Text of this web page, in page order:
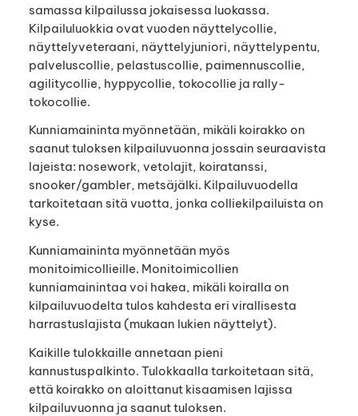
samassa kilpailussa jokaisessa luokassa.
Kilpailuluokkia ovat vuoden näyttelycollie,
näyttelyveteraani, näyttelyjuniori, näyttelypentu,
palveluscollie, pelastuscollie, paimennuscollie,
agilitycollie, hyppycollie, tokocollie ja rally-
tokocollie.
Kunniamaininta myönnetään, mikäli koirakko on
saanut tuloksen kilpailuvuonna jossain seuraavista
lajeista: nosework, vetolajit, koiratanssi,
snooker/gambler, metsäjälki. Kilpailuvuodella
tarkoitetaan sitä vuotta, jonka colliekilpailuista on
kyse.
Kunniamaininta myönnetään myös
monitoimicollieille. Monitoimicollien
kunniamainintaa voi hakea, mikäli koiralla on
kilpailuvuodelta tulos kahdesta eri virallisesta
harrastuslajista (mukaan lukien näyttelyt).
Kaikille tulokkaille annetaan pieni
kannustuspalkinto. Tulokkaalla tarkoitetaan sitä,
että koirakko on aloittanut kisaamisen lajissa
kilpailuvuonna ja saanut tuloksen.